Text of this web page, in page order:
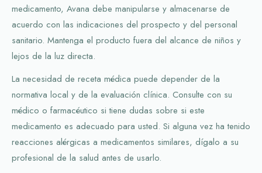
medicamento, Avana debe manipularse y almacenarse de
acuerdo con las indicaciones del prospecto y del personal
sanitario. Mantenga el producto fuera del alcance de niños y
lejos de la luz directa.
La necesidad de receta médica puede depender de la
normativa local y de la evaluación clínica. Consulte con su
médico o farmacéutico si tiene dudas sobre si este
medicamento es adecuado para usted. Si alguna vez ha tenido
reacciones alérgicas a medicamentos similares, dígalo a su
profesional de la salud antes de usarlo.